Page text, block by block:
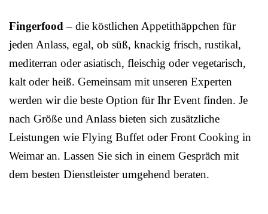
Fingerfood– die köstlichen Appetithäppchen für
jeden Anlass, egal, ob süß, knackig frisch, rustikal,
mediterran oder asiatisch, fleischig oder vegetarisch,
kalt oder heiß. Gemeinsam mit unseren Experten
werden wir die beste Option für Ihr Event finden. Je
nach Größe und Anlass bieten sich zusätzliche
Leistungen wie Flying Buffet oder Front Cooking in
Weimar an. Lassen Sie sich in einem Gespräch mit
dem besten Dienstleister umgehend beraten.